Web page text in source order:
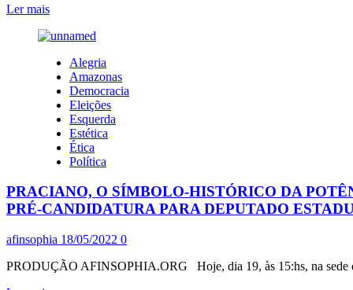
Ler maisLeia
sobre
SACRA
DE
SANTA
MARIA
MADALENA,
EM
ESTILO
BAROCO,
MAIS
DE
MILHÕES
DE
ELEITORES,
RALÉ-
Alegria
Amazonas
Democracia
Eleições
Esquerda
Estética
Ética
Política
PRACIANO, O SÍMBOLO-HISTÓRICO DA
PRÉ-CANDIDATURA PARA DEPUTADO
afinsophia 18/05/2022 0
PRODUÇÃO AFINSOPHIA.ORG Hoje, dia 19, às 15:hs, na sede